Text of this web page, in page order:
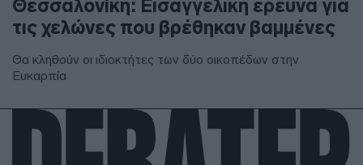
Θεσσαλονίκη: Εισαγγελική έρευνα για
τις χελώνες που βρέθηκαν βαμμένες
Θα κληθούν οι ιδιοκτήτες των δύο οικοπέδων στην
Ευκαρπία